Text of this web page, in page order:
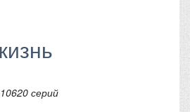
серий